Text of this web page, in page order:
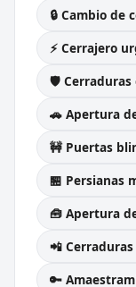
🔒 Cambio de
⚡ Cerrajero
🛡️
🚗 Apertura
🚧 Puertas
🏪 Persianas
🧰 Apertura
📲
🔑